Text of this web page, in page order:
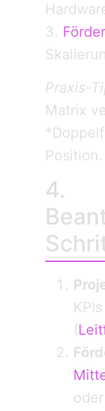
3.
Praxis-
Matrix
Position.
4.
(